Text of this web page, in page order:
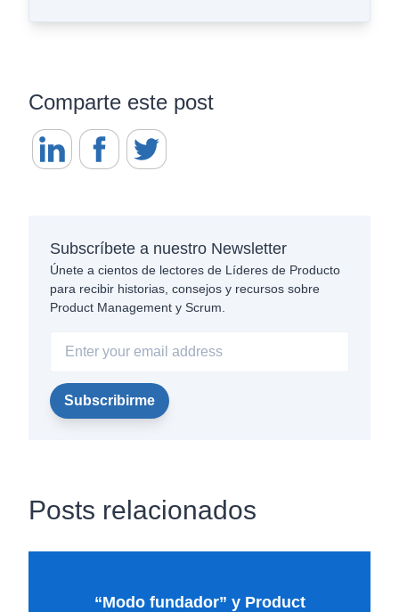
Comparte este post
Subscríbete a nuestro Newsletter
Únete a cientos de lectores de Líderes de Producto
para recibir historias, consejos y recursos sobre
Product Management y Scrum.
Posts relacionados
“Modo fundador” y Product